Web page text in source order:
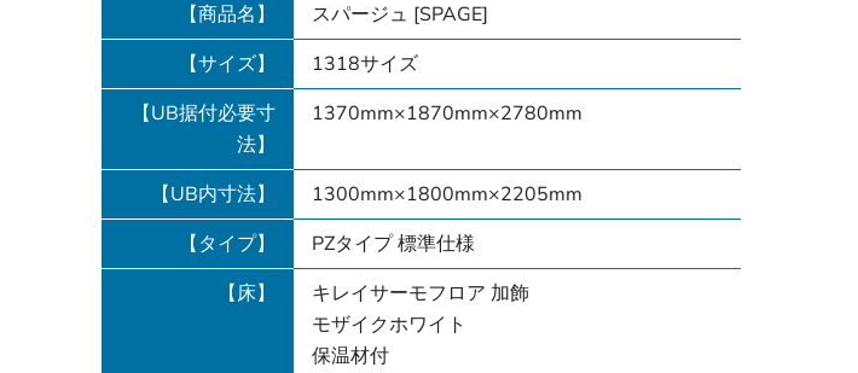
【商品名】
スパージュ [SPAGE]
【サイズ】
1318サイズ
【UB据付必要寸
法】
1370mm×1870mm×2780mm
【UB内寸法】
1300mm×1800mm×2205mm
【タイプ】
PZタイプ 標準仕様
【床】
キレイサーモフロア 加飾
モザイクホワイト
保温材付